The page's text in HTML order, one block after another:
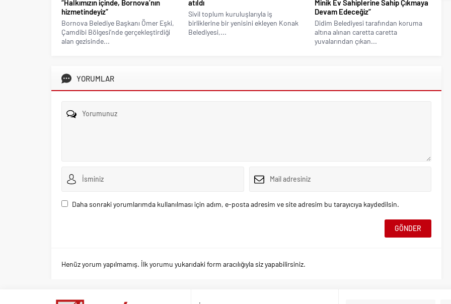
“Halkımızın içinde, Bornova’nın
hizmetindeyiz”
Bornova Belediye Başkanı Ömer Eşki,
Çamdibi Bölgesi’nde gerçekleştirdiği
alan gezisinde...
atıldı
Sivil toplum kuruluşlarıyla iş
birliklerine bir yenisini ekleyen Konak
Belediyesi,...
Minik Ev Sahiplerine Sahip Çıkmaya
Devam Edeceğiz”
Didim Belediyesi tarafından koruma
altına alınan caretta caretta
yuvalarından çıkan...
YORUMLAR
Daha sonraki yorumlarımda kullanılması için adım, e-posta adresim ve site adresim bu tarayıcıya kaydedilsin.
Henüz yorum yapılmamış. İlk yorumu yukarıdaki form aracılığıyla siz yapabilirsiniz.